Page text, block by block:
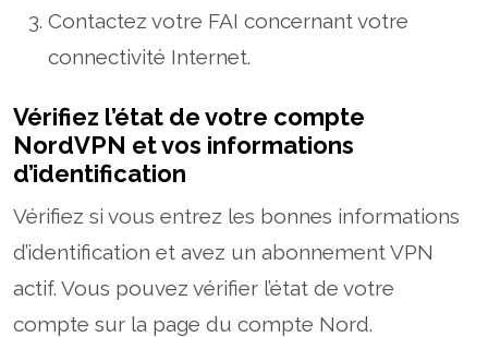
Contactez votre FAI concernant votre
connectivité Internet.
Vérifiez l’état de votre compte
NordVPN et vos informations
d’identification
Vérifiez si vous entrez les bonnes informations
d’identification et avez un abonnement VPN
actif. Vous pouvez vérifier l’état de votre
compte sur la page du compte Nord.